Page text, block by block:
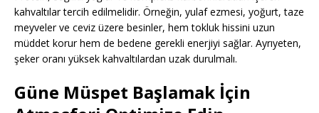
kahvaltılar tercih edilmelidir. Örneğin, yulaf ezmesi, yoğurt, taze
meyveler ve ceviz üzere besinler, hem tokluk hissini uzun
müddet korur hem de bedene gerekli enerjiyi sağlar. Ayrıyeten,
şeker oranı yüksek kahvaltılardan uzak durulmalı.
Güne Müspet Başlamak İçin